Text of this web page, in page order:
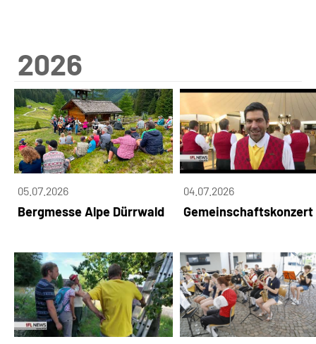
2026
05.07.2026
Bergmesse Alpe Dürrwald
04.07.2026
Gemeinschaftskonzert